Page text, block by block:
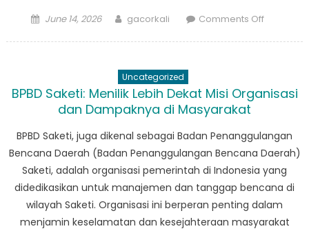
Posted
June 14, 2026 Author
gacorkali Comments Offon
Di
Pekerjaan
BPBD
Cibaliung
Uncategorized
BPBD Saketi: Menilik Lebih Dekat Misi Organisasi
dan Dampaknya di Masyarakat
BPBD Saketi, juga dikenal sebagai Badan Penanggulangan
Bencana Daerah (Badan Penanggulangan Bencana Daerah)
Saketi, adalah organisasi pemerintah di Indonesia yang
didedikasikan untuk manajemen dan tanggap bencana di
wilayah Saketi. Organisasi ini berperan penting dalam
menjamin keselamatan dan kesejahteraan masyarakat